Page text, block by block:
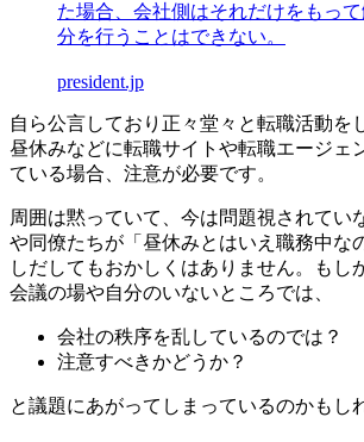
た場合、会社側はそれだけをもっ
分を行うことはできない。
president.jp
自ら公言しており正々堂々と転職活動を
昼休みなどに転職サイトや転職エージェ
ている場合、注意が必要です。
周囲は黙っていて、今は問題視されてい
や同僚たちが「昼休みとはいえ職務中な
しだしてもおかしくはありません。もし
会議の場や自分のいないところでは、
会社の秩序を乱しているのでは？
注意すべきかどうか？
と議題にあがってしまっているのかもし